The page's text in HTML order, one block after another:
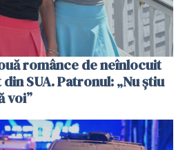
românce de neînlocuit
SUA. Patronul: „Nu știu
voi”